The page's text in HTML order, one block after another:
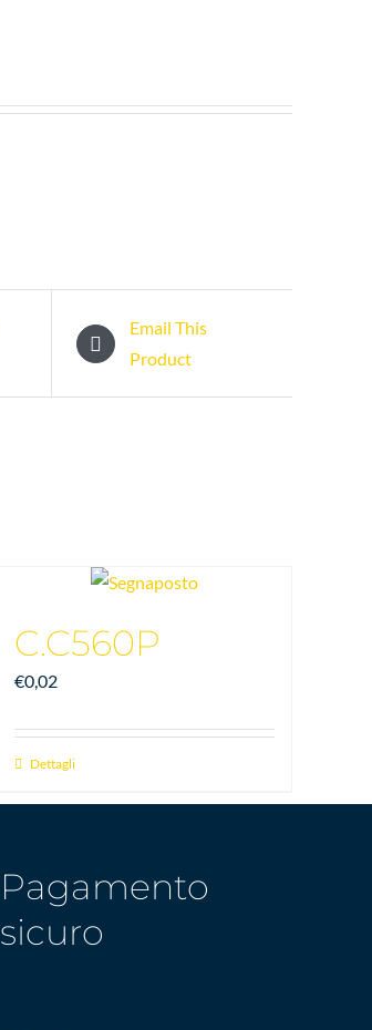
Email This
Product
C.C560P
€0,02
Dettagli
Pagamento
sicuro